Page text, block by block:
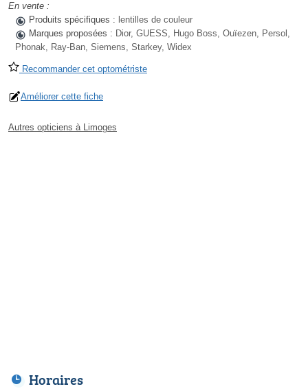
En vente :
Produits spécifiques : lentilles de couleur
Marques proposées : Dior, GUESS, Hugo Boss, Ouïezen, Persol,
Phonak, Ray-Ban, Siemens, Starkey, Widex
Recommander cet optométriste
Améliorer cette fiche
Autres opticiens à Limoges
Horaires